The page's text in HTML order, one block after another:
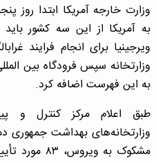
وزارت خارجه آمریکا ابتدا روز
به آمریکا از این سه کشور
ویرجینیا برای انجام فرایند
وزارتخانه سپس فرودگاه بین
به این فهرست اضافه کرد.
طبق اعلام مرکز کنترل و